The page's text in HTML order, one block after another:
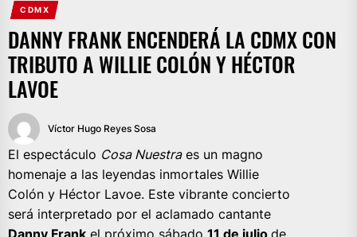
CDMX
DANNY FRANK ENCENDERÁ LA CDMX CON
TRIBUTO A WILLIE COLÓN Y HÉCTOR
LAVOE
Víctor Hugo Reyes Sosa
El espectáculo Cosa Nuestraes un magno
homenaje a las leyendas inmortales Willie
Colón y Héctor Lavoe. Este vibrante concierto
será interpretado por el aclamado cantante